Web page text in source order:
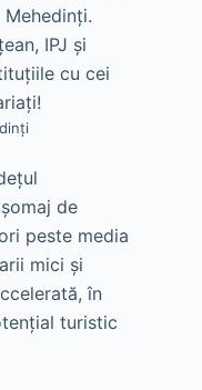
IPJ și
cu cei
de
peste media
mici și
în
turistic